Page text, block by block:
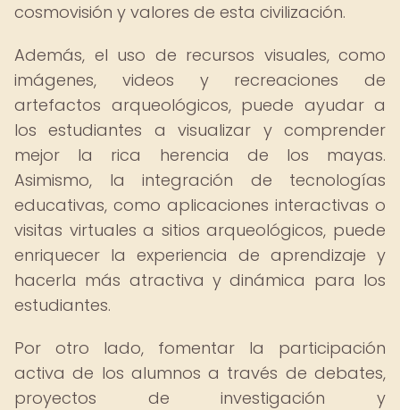
cosmovisión y valores de esta civilización.
Además, el uso de recursos visuales, como
imágenes, videos y recreaciones de
artefactos arqueológicos, puede ayudar a
los estudiantes a visualizar y comprender
mejor la rica herencia de los mayas.
Asimismo, la integración de tecnologías
educativas, como aplicaciones interactivas o
visitas virtuales a sitios arqueológicos, puede
enriquecer la experiencia de aprendizaje y
hacerla más atractiva y dinámica para los
estudiantes.
Por otro lado, fomentar la participación
activa de los alumnos a través de debates,
proyectos de investigación y